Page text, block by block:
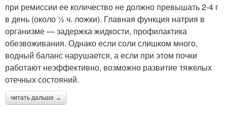
при ремиссии ее количество не должно превышать 2-4 г
в день (около ½ ч. ложки). Главная функция натрия в
организме — задержка жидкости, профилактика
обезвоживания. Однако если соли слишком много,
водный баланс нарушается, а если при этом почки
работают неэффективно, возможно развитие тяжелых
отечных состояний.
читать дальше →